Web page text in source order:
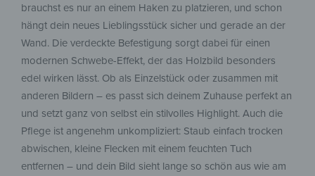
brauchst es nur an einem Haken zu platzieren, und schon
hängt dein neues Lieblingsstück sicher und gerade an der
Wand. Die verdeckte Befestigung sorgt dabei für einen
modernen Schwebe-Effekt, der das Holzbild besonders
edel wirken lässt. Ob als Einzelstück oder zusammen mit
anderen Bildern – es passt sich deinem Zuhause perfekt an
und setzt ganz von selbst ein stilvolles Highlight. Auch die
Pflege ist angenehm unkompliziert: Staub einfach trocken
abwischen, kleine Flecken mit einem feuchten Tuch
entfernen – und dein Bild sieht lange so schön aus wie am